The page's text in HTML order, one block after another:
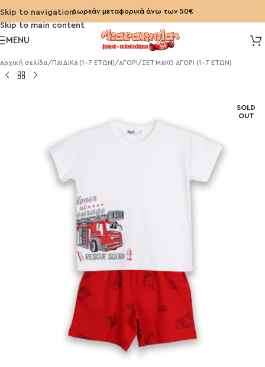
Skip to navigation
Skip to main content
Δωρεάν μεταφορικά άνω των 50€
MENU
Αρχική σελίδα/ ΠΑΙΔΙΚΑ (1-7 ΕΤΩΝ)/ΑΓΟΡΙ /ΣΕΤ ΜΑΚΟ ΑΓΟΡΙ (1-7 ΕΤΩΝ)
SOLD
OUT